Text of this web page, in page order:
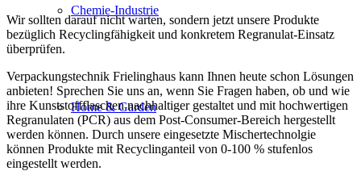
Chemie-Industrie
Home & Garden
Wir sollten darauf nicht warten, sondern jetzt unsere Produkte
bezüglich Recyclingfähigkeit und konkretem Regranulat-Einsatz
überprüfen.
Verpackungstechnik Frielinghaus kann Ihnen heute schon Lösungen
anbieten! Sprechen Sie uns an, wenn Sie Fragen haben, ob und wie
ihre Kunststoffflaschen nachhaltiger gestaltet und mit hochwertigen
Regranulaten (PCR) aus dem Post-Consumer-Bereich hergestellt
werden können. Durch unsere eingesetzte Mischertechnolgie
können Produkte mit Recyclinganteil von 0-100 % stufenlos
eingestellt werden.